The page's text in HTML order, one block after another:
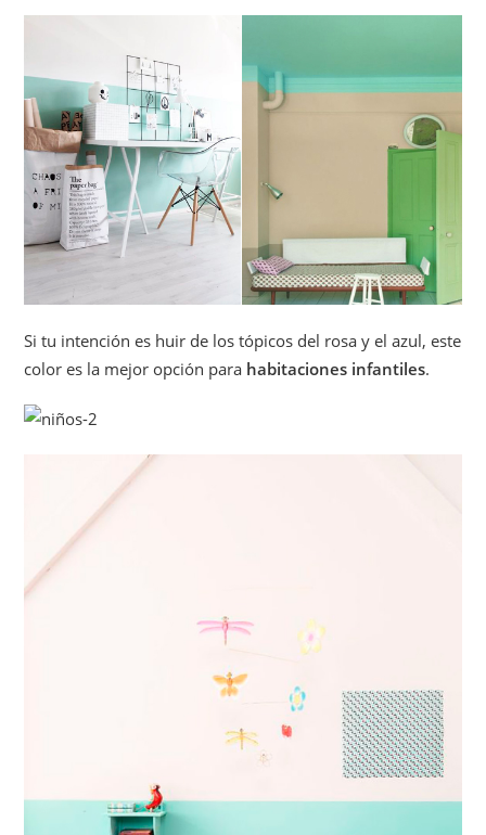
Si tu intención es huir de los tópicos del rosa y el azul, este
color es la mejor opción para habitaciones infantiles.